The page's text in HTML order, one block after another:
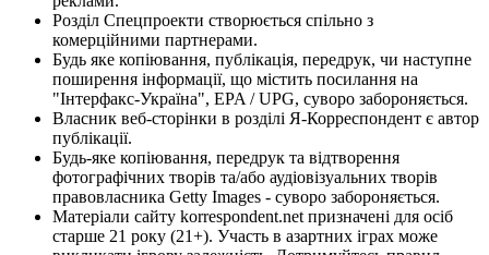
Розділ Спецпроекти створюється спільно з
комерційними партнерами.
Будь яке копіювання, публікація, передрук, чи наступне
поширення інформації, що містить посилання на
"Інтерфакс-Україна", EPA / UPG, суворо забороняється.
Власник веб-сторінки в розділі Я-Корреспондент є автор
публікації.
Будь-яке копіювання, передрук та відтворення
фотографічних творів та/або аудіовізуальних творів
правовласника Getty Images - суворо забороняється.
Матеріали сайту korrespondent.net призначені для осіб
старше 21 року (21+). Участь в азартних іграх може